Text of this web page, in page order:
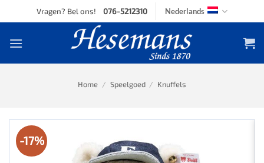
to
Vragen? Bel ons! 076-5212310 Nederlands
Home / Speelgoed / Knuffels
-17%